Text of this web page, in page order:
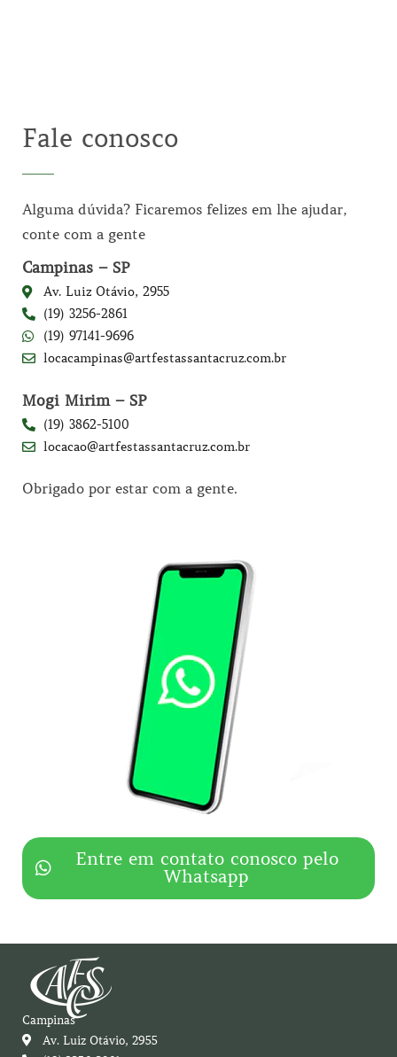
Fale conosco
Alguma dúvida? Ficaremos felizes em lhe ajudar,
conte com a gente
Campinas – SP
Av. Luiz Otávio, 2955
(19) 3256-2861
(19) 97141-9696
locacampinas@artfestassantacruz.com.br
Mogi Mirim – SP
(19) 3862-5100
locacao@artfestassantacruz.com.br
Obrigado por estar com a gente.
Entre em contato conosco pelo
Whatsapp
Campinas
Av. Luiz Otávio, 2955